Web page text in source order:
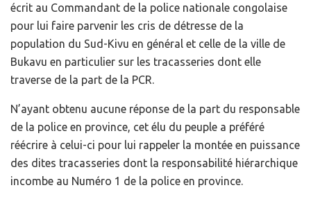
écrit au Commandant de la police nationale congolaise
pour lui faire parvenir les cris de détresse de la
population du Sud-Kivu en général et celle de la ville de
Bukavu en particulier sur les tracasseries dont elle
traverse de la part de la PCR.
N’ayant obtenu aucune réponse de la part du responsable
de la police en province, cet élu du peuple a préféré
réécrire à celui-ci pour lui rappeler la montée en puissance
des dites tracasseries dont la responsabilité hiérarchique
incombe au Numéro 1 de la police en province.